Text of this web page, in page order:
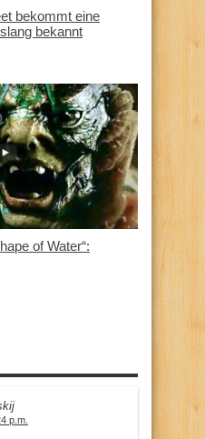
bekommt eine
bekannt
of Water“:
p.m.